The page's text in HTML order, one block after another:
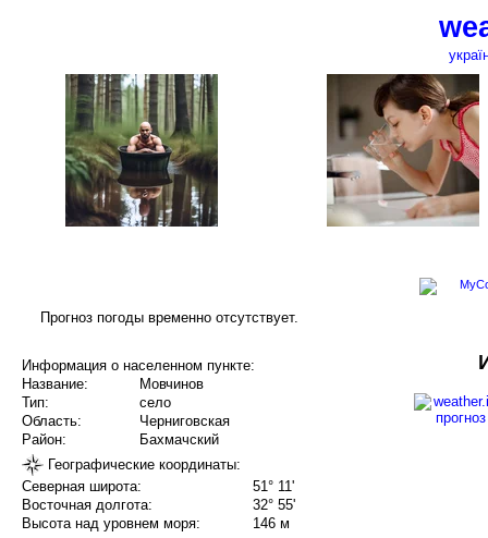
Прогноз погоды временно отсутствует.
Информация о населенном пункте:
Название:
Мовчинов
Тип:
село
Область:
Черниговская
Район:
Бахмачский
Географические координаты:
Северная широта:
51° 11'
Восточная долгота:
32° 55'
Высота над уровнем моря:
146 м